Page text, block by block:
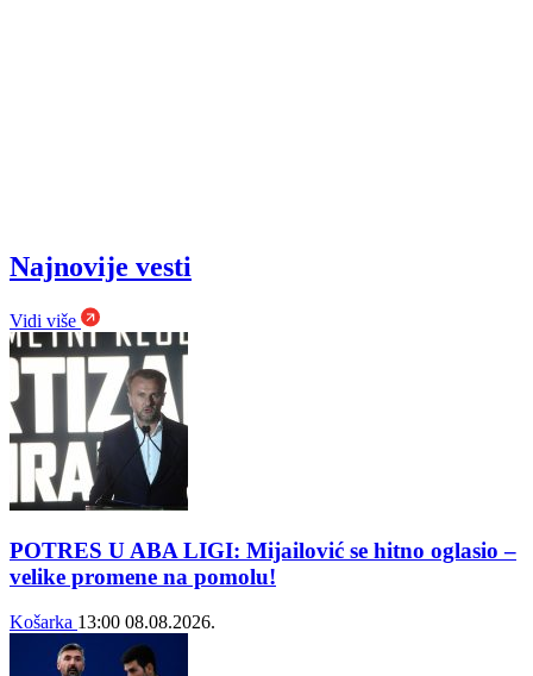
Najnovije vesti
Vidi više
POTRES U ABA LIGI: Mijailović se hitno oglasio –
velike promene na pomolu!
Košarka 13:00 08.08.2026.